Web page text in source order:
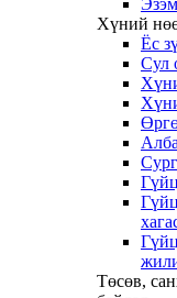
Хүний
Ёс
Сул
Төсөв,